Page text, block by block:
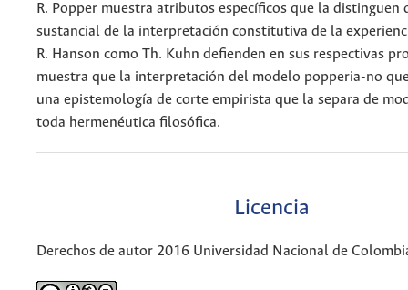
R. Popper muestra atributos específicos que la distinguen
sustancial de la interpretación constitutiva de la
R. Hanson como Th. Kuhn defienden en sus respectivas
muestra que la interpretación del modelo popperia-no
una epistemología de corte empirista que la separa de
toda hermenéutica filosófica.
Licencia
Derechos de autor 2016 Universidad Nacional de